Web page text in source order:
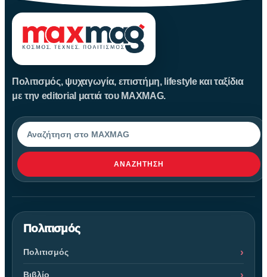
Πολιτισμός, ψυχαγωγία, επιστήμη, lifestyle και ταξίδια
με την editorial ματιά του MAXMAG.
Αναζήτηση
ΑΝΑΖΉΤΗΣΗ
Πολιτισμός
Πολιτισμός
Βιβλίο